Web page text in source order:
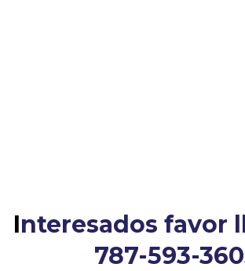
Interesados favor
787-593-